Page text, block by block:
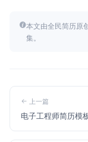
本文由全民简历原
集。
上一篇
电子工程师简历模